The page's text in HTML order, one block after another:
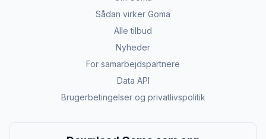
Sådan virker Goma
Alle tilbud
Nyheder
For samarbejdspartnere
Data API
Brugerbetingelser og privatlivspolitik